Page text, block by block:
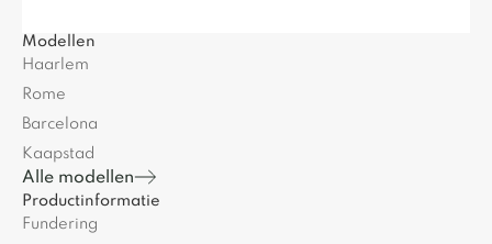
Modellen
Haarlem
Rome
Barcelona
Kaapstad
Alle modellen
Productinformatie
Fundering